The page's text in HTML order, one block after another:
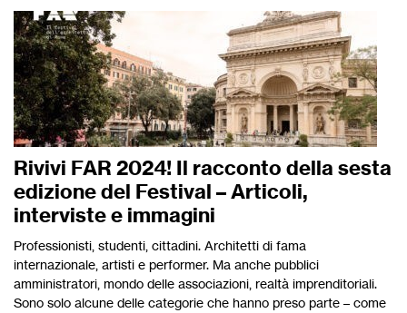
Rivivi FAR 2024! Il racconto della sesta
edizione del Festival – Articoli,
interviste e immagini
Professionisti, studenti, cittadini. Architetti di fama
internazionale, artisti e performer. Ma anche pubblici
amministratori, mondo delle associazioni, realtà imprenditoriali.
Sono solo alcune delle categorie che hanno preso parte – come